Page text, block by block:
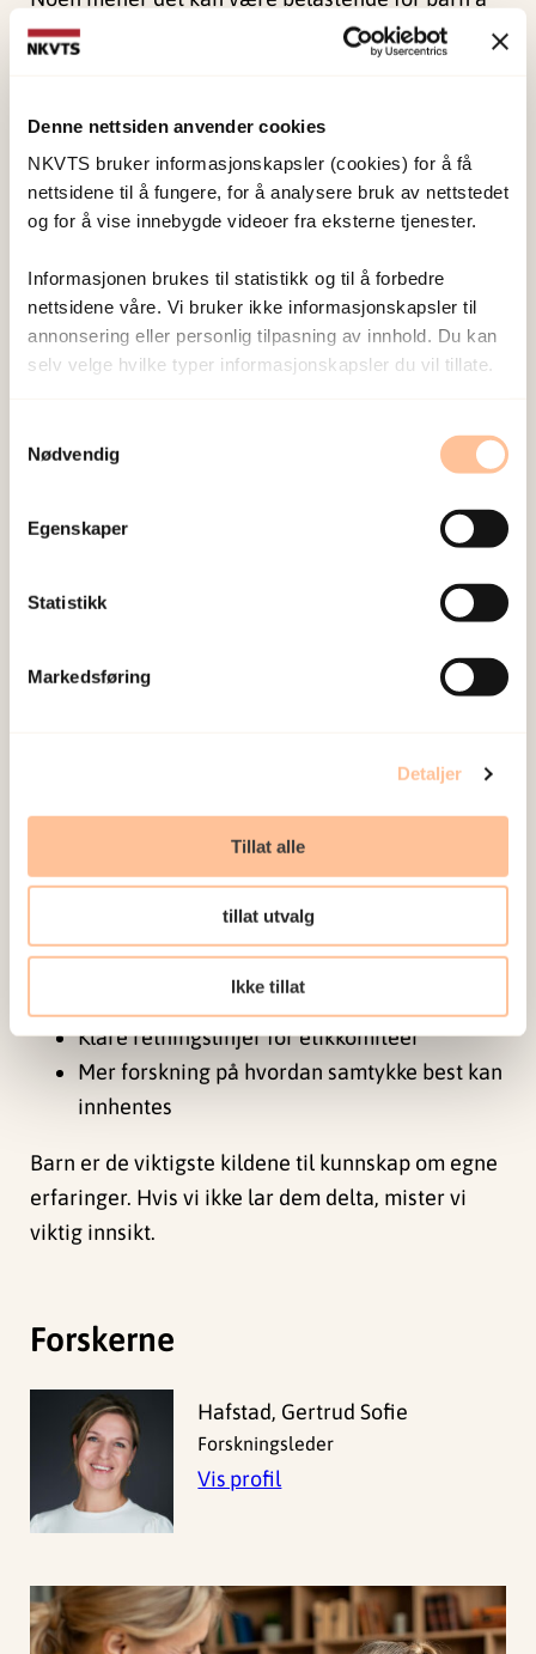
Denne nettsiden anvender cookies
NKVTS bruker informasjonskapsler (cookies) for å få
nettsidene til å fungere, for å analysere bruk av nettstedet
og for å vise innebygde videoer fra eksterne tjenester.
Informasjonen brukes til statistikk og til å forbedre
nettsidene våre. Vi bruker ikke informasjonskapsler til
annonsering eller personlig tilpasning av innhold. Du kan
selv velge hvilke typer informasjonskapsler du vil tillate.
Nødvendig
Egenskaper
Statistikk
Markedsføring
Detaljer
Tillat alle
tillat utvalg
Ikke tillat
snakke om vold de selv har vært utsatt for.
Et mindretall av barna opplever ubehag
underveis. Samtidig sier de fleste at deltakelsen
er viktig og nyttig. Mange opplever det som en
lettelse å få fortelle.
Gode rutiner er avgjørende. Det gjelder tydelig
informasjon, mulighet til å trekke seg og støtte
underveis.
bør følges opp gjennom hele forskningen.
Studier viser at barn kan følges opp med enkle
pauser og spørsmål underveis. Dette gir dem
Anbefalte endringer
Studien anbefaler klare endringer:
En tydelig aldersgrense, gjerne rundt 13 år
Klare retningslinjer for etikkomiteer
Mer forskning på hvordan samtykke best kan
innhentes
Barn er de viktigste kildene til kunnskap om egne
erfaringer. Hvis vi ikke lar dem delta, mister vi
viktig innsikt.
Forskerne
Hafstad, Gertrud Sofie
Forskningsleder
Vis profil